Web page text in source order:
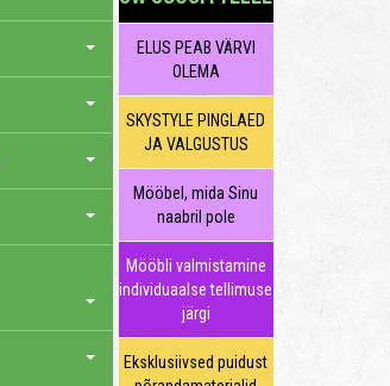
ELUS PEAB VÄRVI
OLEMA
SKYSTYLE PINGLAED
JA VALGUSTUS
Mööbel, mida Sinu
naabril pole
Mööbli valmistamine
individuaalse tellimuse
järgi
Eksklusiivsed puidust